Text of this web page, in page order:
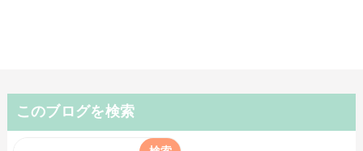
このブログを検索